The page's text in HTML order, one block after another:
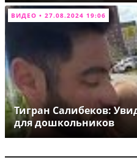
ВИДЕО • 27.08.2024 19:06
Тигран Салибеков:
для дошкольников